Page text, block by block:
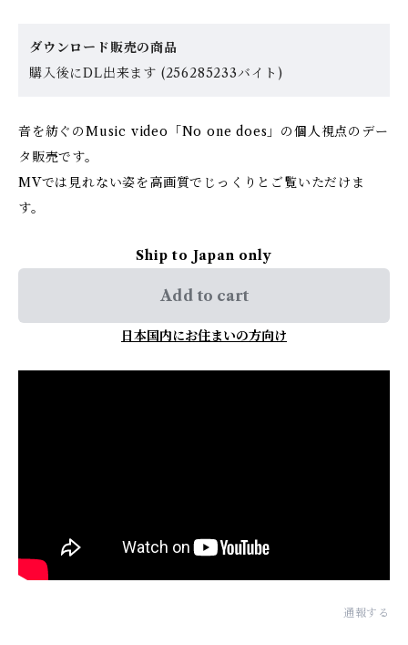
ダウンロード販売の商品
購入後にDL出来ます (256285233バイト)
音を紡ぐのMusic video「No one does」の個人視点のデー
タ販売です。
MVでは見れない姿を高画質でじっくりとご覧いただけま
す。
Ship to Japan only
Add to cart
日本国内にお住まいの方向け
通報する